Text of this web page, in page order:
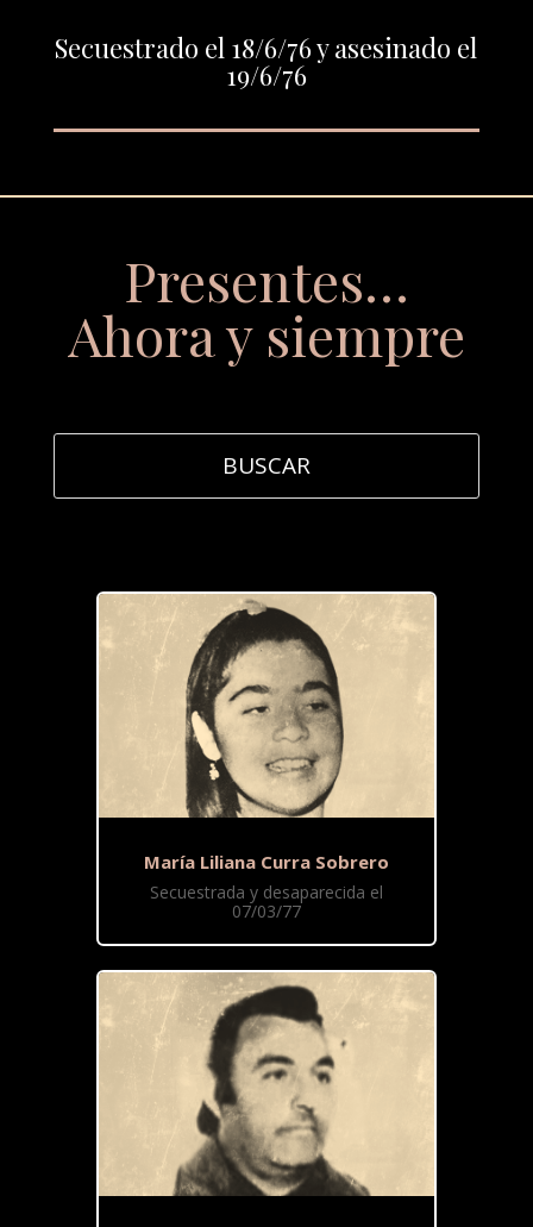
Secuestrado el 18/6/76 y asesinado el
19/6/76
Presentes…
Ahora y siempre
María Liliana Curra Sobrero
Secuestrada y desaparecida el
07/03/77